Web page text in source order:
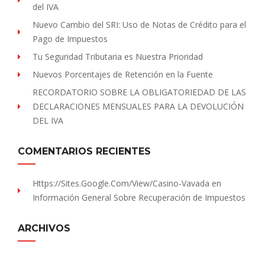
del IVA
Nuevo Cambio del SRI: Uso de Notas de Crédito para el
Pago de Impuestos
Tu Seguridad Tributaria es Nuestra Prioridad
Nuevos Porcentajes de Retención en la Fuente
RECORDATORIO SOBRE LA OBLIGATORIEDAD DE LAS
DECLARACIONES MENSUALES PARA LA DEVOLUCIÓN
DEL IVA
COMENTARIOS RECIENTES
Https://sites.Google.com/view/Casino-Vavada en
Información General Sobre Recuperación de Impuestos
ARCHIVOS